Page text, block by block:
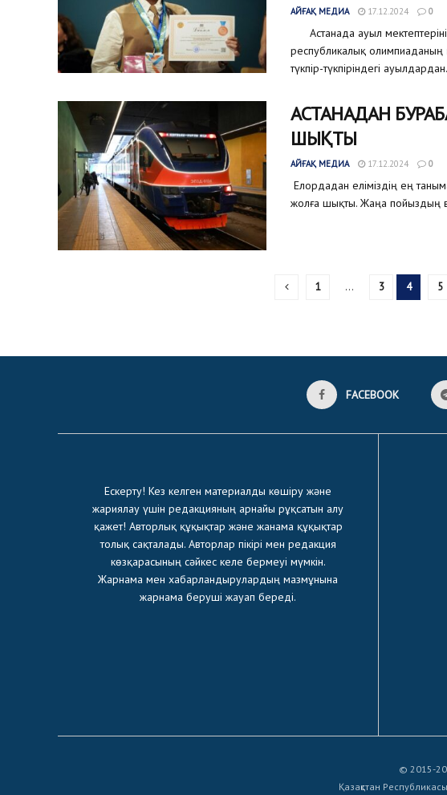
АЙҒАҚ МЕДИА 17.12.2024 0
Астанада ауыл
республикалық
түкпір-түкпіріндегі
АСТАНАДАН
ШЫҚТЫ
АЙҒАҚ МЕДИА 17.12.2024 0
Елордадан еліміздің ең
жолға шықты. Жаңа пойыздың
1 … 3 4 5
FACEBOOK
Ескерту! Кез келген материалды көшіру және
жариялау үшін редакцияның арнайы рұқсатын алу
қажет! Авторлық құқықтар және жанама құқықтар
толық сақталады. Авторлар пікірі мен редакция
көзқарасының сәйкес келе бермеуі мүмкін.
Жарнама мен хабарландырулардың мазмұнына
жарнама беруші жауап береді.
© 2015-
Қазақстан